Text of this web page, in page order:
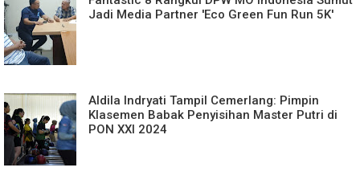
Jadi Media Partner 'Eco Green Fun Run 5K'
Aldila Indryati Tampil Cemerlang: Pimpin
Klasemen Babak Penyisihan Master Putri di
PON XXI 2024